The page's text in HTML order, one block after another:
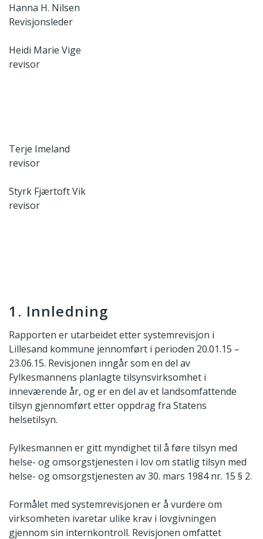
Hanna H. Nilsen
Revisjonsleder
Heidi Marie Vige
revisor
Terje Imeland
revisor
Styrk Fjærtoft Vik
revisor
1. Innledning
Rapporten er utarbeidet etter systemrevisjon i
Lillesand kommune jennomført i perioden 20.01.15 –
23.06.15. Revisjonen inngår som en del av
Fylkesmannens planlagte tilsynsvirksomhet i
inneværende år, og er en del av et landsomfattende
tilsyn gjennomført etter oppdrag fra Statens
helsetilsyn.
Fylkesmannen er gitt myndighet til å føre tilsyn med
helse- og omsorgstjenesten i lov om statlig tilsyn med
helse- og omsorgstjenesten av 30. mars 1984 nr. 15 § 2.
Formålet med systemrevisjonen er å vurdere om
virksomheten ivaretar ulike krav i lovgivningen
gjennom sin internkontroll. Revisjonen omfattet